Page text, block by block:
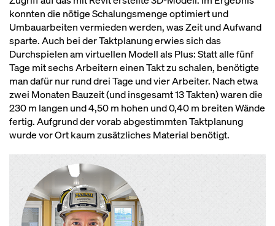
konnten die nötige Schalungsmenge optimiert und
Umbauarbeiten vermieden werden, was Zeit und Aufwand
sparte. Auch bei der Taktplanung erwies sich das
Durchspielen am virtuellen Modell als Plus: Statt alle fünf
Tage mit sechs Arbeitern einen Takt zu schalen, benötigte
man dafür nur rund drei Tage und vier Arbeiter. Nach etwa
zwei Monaten Bauzeit (und insgesamt 13 Takten) waren die
230 m langen und 4,50 m hohen und 0,40 m breiten Wände
fertig. Aufgrund der vorab abgestimmten Taktplanung
wurde vor Ort kaum zusätzliches Material benötigt.